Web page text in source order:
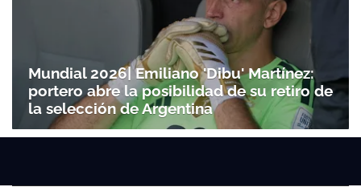
Mundial 2026| Emiliano 'Dibu' Martínez:
portero abre la posibilidad de su retiro de
la selección de Argentina